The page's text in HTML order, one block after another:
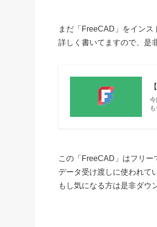
まだ「FreeCAD」をイン
詳しく書いてますので、是
この「FreeCAD」はフリ
データ受け渡しに使われて
もし気になる方は是非ダウ